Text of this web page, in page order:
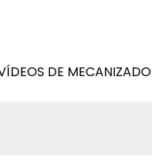
DE MECANIZADO